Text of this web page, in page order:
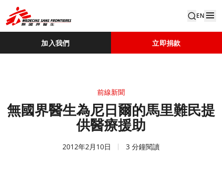
EN
加入我們 立即捐款
前線新聞
無國界醫生為尼日爾的馬里難民提
供醫療援助
2012年2月10日 3 分鐘閱讀